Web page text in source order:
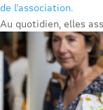
de l’association.
Au quotidien, elles